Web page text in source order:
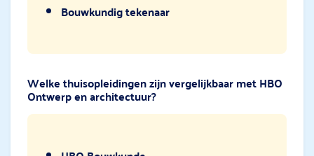
Bouwkundig tekenaar
Welke thuisopleidingen zijn vergelijkbaar met HBO
Ontwerp en architectuur?